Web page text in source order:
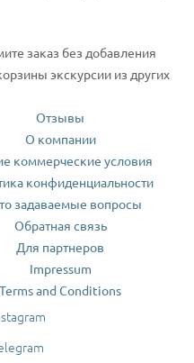
заказ без добавления
экскурсии из других
Отзывы
О компании
коммерческие условия
конфиденциальности
задаваемые вопросы
Обратная связь
Для партнеров
Impressum
Terms and Conditions